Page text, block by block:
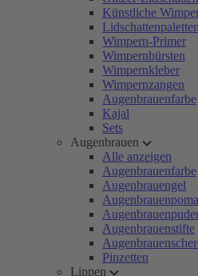
Künstliche
Lidschattenpaletten
Wimpern-Primer
Wimpernbürsten
Wimpernkleber
Wimpernzangen
Augenbrauenfarbe
Kajal
Sets
Augenbrauen
Alle anzeigen
Augenbrauenfarbe
Augenbrauengel
Augenbrauenstifte
Pinzetten
Lippen